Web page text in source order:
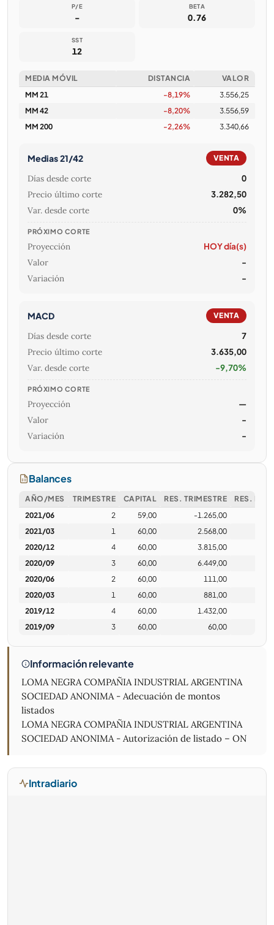
P/E
-
BETA
0.76
SST
12
MEDIA MÓVIL DISTANCIA
VALOR
MM 21
-8,19%
3.556,25
MM 42
-8,20%
3.556,59
MM 200
-2,26% 3.340,66
Medias 21/42 VENTA
Días desde corte 0
Precio último corte 3.282,50
Var. desde corte 0%
PRÓXIMO CORTE
Proyección HOY día(s)
Valor -
Variación -
MACD VENTA
Días desde corte 7
Precio último corte 3.635,00
Var. desde corte -9,70%
PRÓXIMO CORTE
Proyección —
Valor -
Variación -
Balances
AÑO/MES TRIMESTRE CAPITAL RES. TRIMESTRE
RES.
2021/06
2 59,00 -1.265,00
2021/03
1 60,00 2.568,00
2020/12
4 60,00 3.815,00
2020/09
3 60,00 6.449,00
2020/06
2 60,00 111,00
2020/03
1 60,00 881,00
2019/12
4 60,00 1.432,00
2019/09
3 60,00 60,00
Información relevante
LOMA NEGRA COMPAÑIA INDUSTRIAL ARGENTINA
SOCIEDAD ANONIMA - Adecuación de montos
listados
LOMA NEGRA COMPAÑIA INDUSTRIAL ARGENTINA
SOCIEDAD ANONIMA - Autorización de listado – ON
Intradiario